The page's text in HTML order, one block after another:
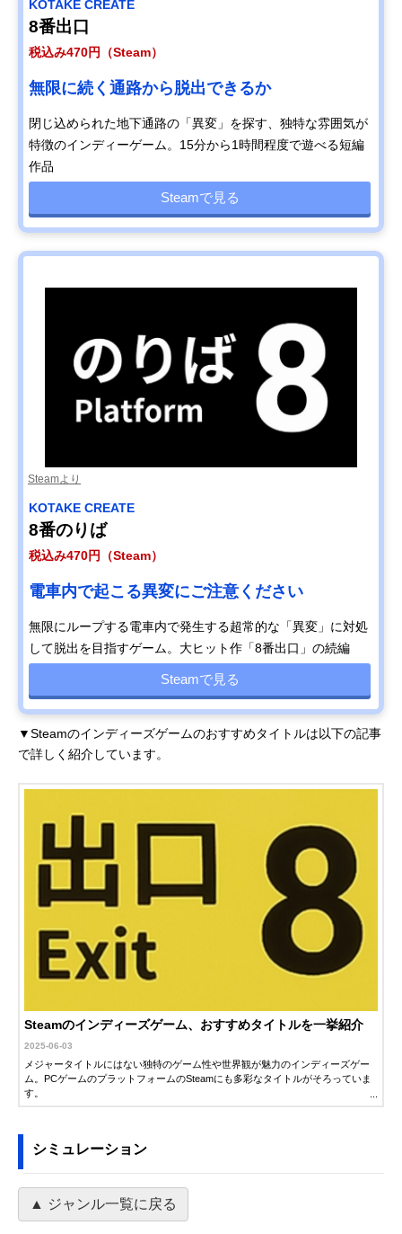
KOTAKE CREATE
8番出口
税込み470円（Steam）
無限に続く通路から脱出できるか
閉じ込められた地下通路の「異変」を探す、独特な雰囲気が
特徴のインディーゲーム。15分から1時間程度で遊べる短編
作品
Steamで見る
Steamより
KOTAKE CREATE
8番のりば
税込み470円（Steam）
電車内で起こる異変にご注意ください
無限にループする電車内で発生する超常的な「異変」に対処
して脱出を目指すゲーム。大ヒット作「8番出口」の続編
Steamで見る
▼Steamのインディーズゲームのおすすめタイトルは以下の記事
で詳しく紹介しています。
Steamのインディーズゲーム、おすすめタイトルを一挙紹介
2025-06-03
メジャータイトルにはない独特のゲーム性や世界観が魅力のインディーズゲー
ム。PCゲームのプラットフォームのSteamにも多彩なタイトルがそろっていま
す。
プして紹介するので、ぜひ自分にぴったりのタイトルを見つけてください。
シミュレーション
▲ ジャンル一覧に戻る